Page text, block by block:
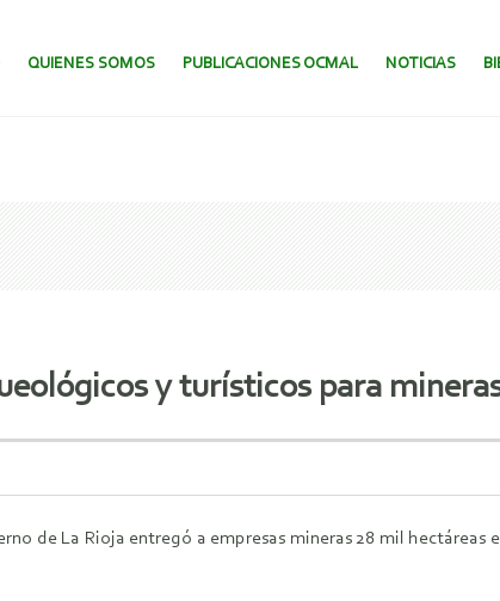
AL CONTENIDO.
QUIENES SOMOS PUBLICACIONES OCMAL NOTICIAS
y turísticos para
de La Rioja entregó a empresas mineras 28 mil hectáreas